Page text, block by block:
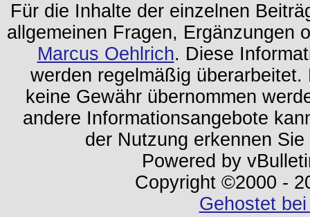
Für die Inhalte der einzelnen
allgemeinen Fragen, Ergänzungen
Marcus Oehlrich. Diese
werden regelmäßig
keine Gewähr übernommen
andere Informationsangebote
der Nutzung erkennen
Powered by
Copyright ©2000 -
Gehostet